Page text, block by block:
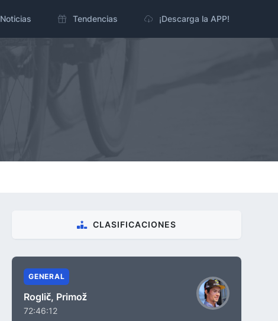
Noticias Tendencias ¡Descarga la APP!
CLASIFICACIONES
GENERAL
Roglič, Primož
72:46:12